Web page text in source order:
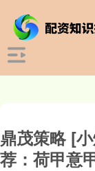
鼎茂策略 [
荐：荷甲意